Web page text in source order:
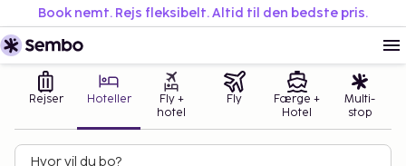
Book nemt. Rejs fleksibelt. Altid til den bedste pris.
Rejser Hoteller
Fly +
hotel
Fly
Færge +
Hotel
Multi-
stop
Hvor vil du bo?